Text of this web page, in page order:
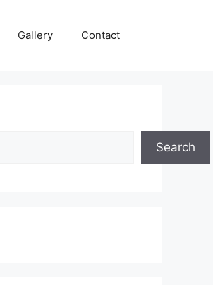
Gallery Contact
Search